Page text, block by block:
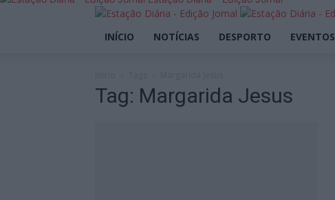
INÍCIO NOTÍCIAS DESPORTO EVENTOS
Tag: Margarida Jesus